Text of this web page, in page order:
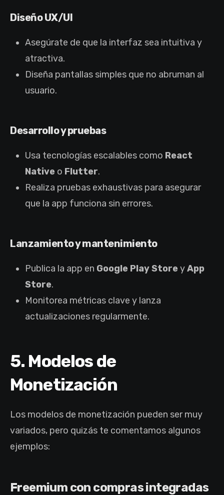
Diseño UX/UI
Asegúrate de que la interfaz sea intuitiva y
atractiva.
Diseña pantallas simples que no abruman al
usuario.
Desarrollo y pruebas
Usa tecnologías escalables como React
Native o Flutter.
Realiza pruebas exhaustivas para asegurar
que la app funciona sin errores.
Lanzamiento y mantenimiento
Publica la app en Google Play Store yApp
Store.
Monitorea métricas clave y lanza
actualizaciones regularmente.
5. Modelos de
Monetización
Los modelos de monetización pueden ser muy
variados, pero quizás te comentamos algunos
ejemplos:
Freemium con compras integradas